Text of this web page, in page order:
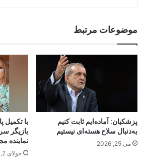
موضوعات مرتبط
پزشکیان: آماده‌ایم ثابت کنیم
به‌دنبال سلاح هسته‌ای نیستیم
می 25, 2026
با تکمیل
بازیگر
نماینده
جولای 2, 2026